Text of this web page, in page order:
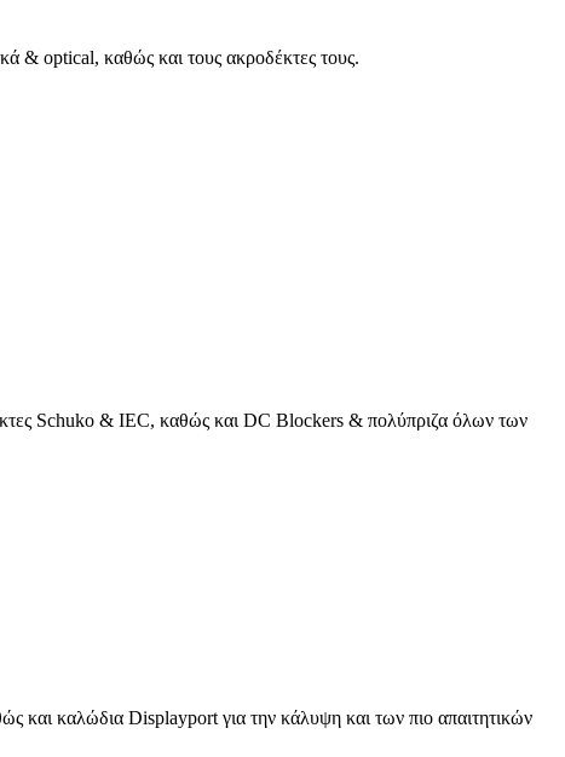
& optical, καθώς και τους ακροδέκτες τους.
Schuko & IEC, καθώς και DC Blockers & πολύπριζα όλων των
και καλώδια Displayport για την κάλυψη και των πιο απαιτητικών